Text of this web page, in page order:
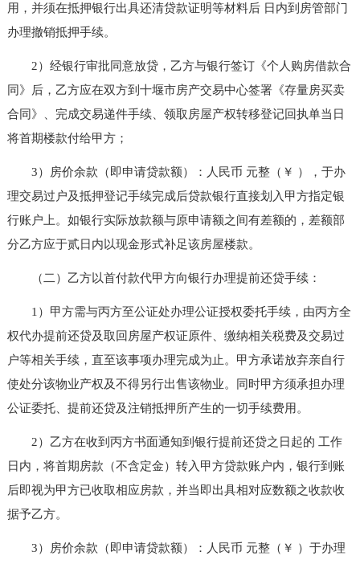
用，并须在抵押银行出具还清贷款证明等材料后 日内到房管部门
办理撤销抵押手续。
2）经银行审批同意放贷，乙方与银行签订《个人购房借款合
同》后，乙方应在双方到十堰市房产交易中心签署《存量房买卖
合同》、完成交易递件手续、领取房屋产权转移登记回执单当日
将首期楼款付给甲方；
3）房价余款（即申请贷款额）：人民币 元整（￥ ），于办
理交易过户及抵押登记手续完成后贷款银行直接划入甲方指定银
行账户上。如银行实际放款额与原申请额之间有差额的，差额部
分乙方应于贰日内以现金形式补足该房屋楼款。
（二）乙方以首付款代甲方向银行办理提前还贷手续：
1）甲方需与丙方至公证处办理公证授权委托手续，由丙方全
权代办提前还贷及取回房屋产权证原件、缴纳相关税费及交易过
户等相关手续，直至该事项办理完成为止。甲方承诺放弃亲自行
使处分该物业产权及不得另行出售该物业。同时甲方须承担办理
公证委托、提前还贷及注销抵押所产生的一切手续费用。
2）乙方在收到丙方书面通知到银行提前还贷之日起的 工作
日内，将首期房款（不含定金）转入甲方贷款账户内，银行到账
后即视为甲方已收取相应房款，并当即出具相对应数额之收款收
据予乙方。
3）房价余款（即申请贷款额）：人民币 元整（￥ ）于办理